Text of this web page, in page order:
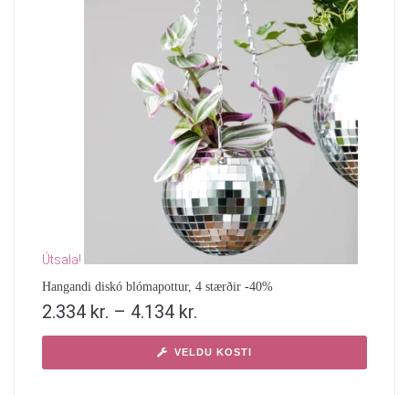
Útsala!
Hangandi diskó blómapottur, 4 stærðir -40%
2.334 kr. – 4.134 kr.
VELDU KOSTI